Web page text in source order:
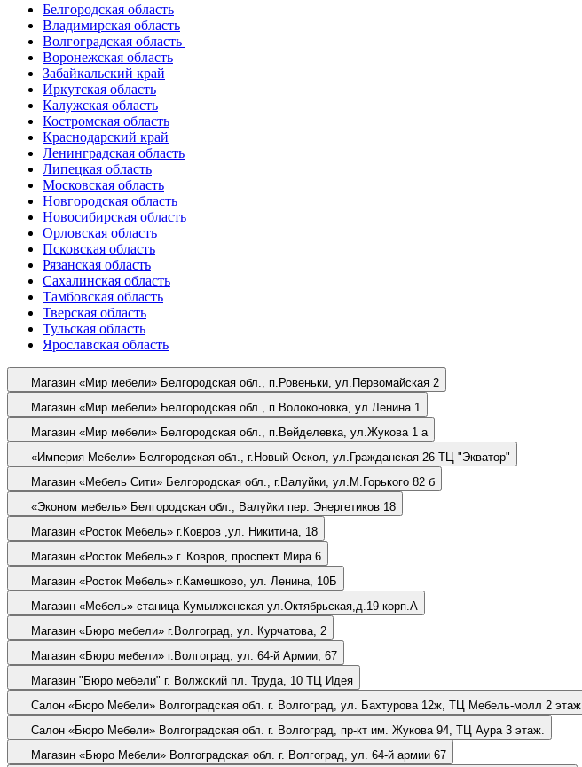
Белгородская область
Владимирская область
Волгоградская область
Воронежская область
Забайкальский край
Иркутская область
Калужская область
Костромская область
Краснодарский край
Ленинградская область
Липецкая область
Московская область
Новгородская область
Новосибирская область
Орловская область
Псковская область
Рязанская область
Сахалинская область
Тамбовская область
Тверская область
Тульская область
Ярославская область
Магазин «Мир мебели» Белгородская обл., п.Ровеньки, ул.Первомайская 2
Магазин «Мир мебели» Белгородская обл., п.Волоконовка, ул.Ленина 1
Магазин «Мир мебели» Белгородская обл., п.Вейделевка, ул.Жукова 1 а
«Империя Мебели» Белгородская обл., г.Новый Оскол, ул.Гражданская 26 ТЦ "Экватор"
Магазин «Мебель Сити» Белгородская обл., г.Валуйки, ул.М.Горького 82 б
«Эконом мебель» Белгородская обл., Валуйки пер. Энергетиков 18
Магазин «Росток Мебель» г.Ковров ,ул. Никитина, 18
Магазин «Росток Мебель» г. Ковров, проспект Мира 6
Магазин «Росток Мебель» г.Камешково, ул. Ленина, 10Б
Магазин «Мебель» станица Кумылженская ул.Октябрьская,д.19 корп.А
Магазин «Бюро мебели» г.Волгоград, ул. Курчатова, 2
Магазин «Бюро мебели» г.Волгоград, ул. 64-й Армии, 67
Магазин "Бюро мебели" г. Волжский пл. Труда, 10 ТЦ Идея
Салон «Бюро Мебели» Волгоградская обл. г. Волгоград, ул. Бахтурова 12ж, ТЦ Мебель-молл 2 этаж.
Салон «Бюро Мебели» Волгоградская обл. г. Волгоград, пр-кт им. Жукова 94, ТЦ Аура 3 этаж.
Магазин «Бюро Мебели» Волгоградская обл. г. Волгоград, ул. 64-й армии 67